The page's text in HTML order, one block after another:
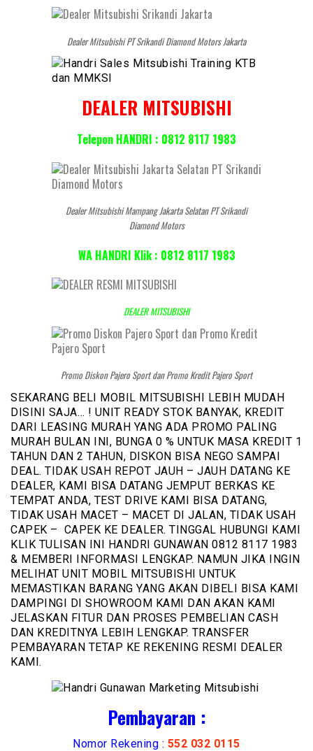
Dealer Mitsubishi PT Srikandi Diamond Motors Jakarta
DEALER MITSUBISHI
Telepon HANDRI : 0812 8117 1983
Dealer Mitsubishi Mampang Jakarta Selatan PT Srikandi
Diamond Motors
WA HANDRI Klik : 0812 8117 1983
DEALER MITSUBISHI
Promo Diskon Pajero Sport dan Promo Kredit Pajero Sport
SEKARANG BELI MOBIL MITSUBISHI LEBIH MUDAH
DISINI SAJA… ! UNIT READY STOK BANYAK, KREDIT
DARI LEASING MURAH YANG ADA PROMO PALING
MURAH BULAN INI, BUNGA 0 % UNTUK MASA KREDIT 1
TAHUN DAN 2 TAHUN, DISKON BISA NEGO SAMPAI
DEAL. TIDAK USAH REPOT JAUH – JAUH DATANG KE
DEALER, KAMI BISA DATANG JEMPUT BERKAS KE
TEMPAT ANDA, TEST DRIVE KAMI BISA DATANG,
TIDAK USAH MACET – MACET DI JALAN, TIDAK USAH
CAPEK – CAPEK KE DEALER. TINGGAL HUBUNGI KAMI
KLIK TULISAN INI HANDRI GUNAWAN 0812 8117 1983
& MEMBERI INFORMASI LENGKAP. NAMUN JIKA INGIN
MELIHAT UNIT MOBIL MITSUBISHI UNTUK
MEMASTIKAN BARANG YANG AKAN DIBELI BISA KAMI
DAMPINGI DI SHOWROOM KAMI DAN AKAN KAMI
JELASKAN FITUR DAN PROSES PEMBELIAN CASH
DAN KREDITNYA LEBIH LENGKAP. TRANSFER
PEMBAYARAN TETAP KE REKENING RESMI DEALER
KAMI.
Pembayaran :
Nomor Rekening : 552 032 0115